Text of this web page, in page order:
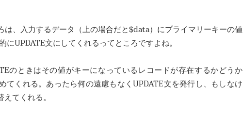
は、入力するデータ（上の場合だと$data）にプライマリーキーの値
にUPDATE文にしてくれるってところですよね。
のときはその値がキーになっているレコードが存在するかどうか
てくれる。あったら何の遠慮もなくUPDATE文を発行し、もしなけ
てくれる。